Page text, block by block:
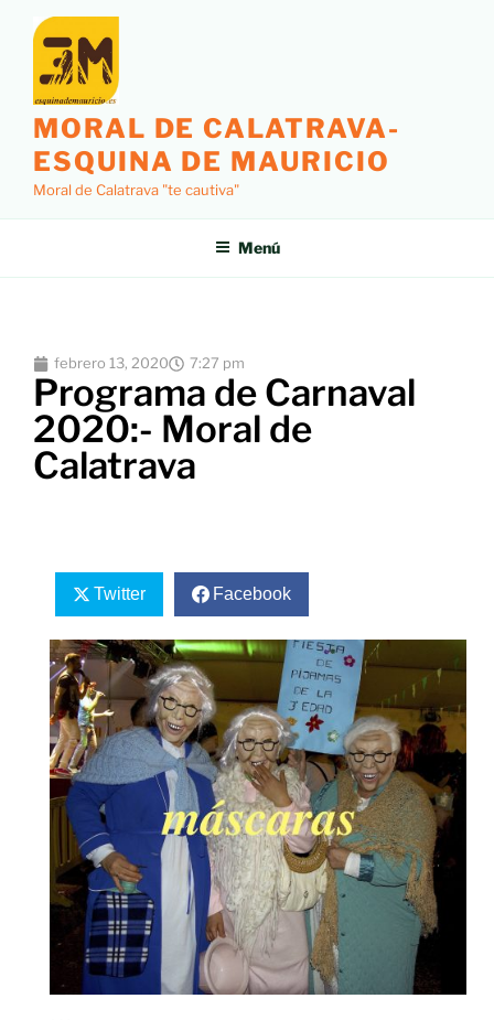
MORAL DE CALATRAVA-
ESQUINA DE MAURICIO
Moral de Calatrava "te cautiva"
Menú
febrero 13, 2020 7:27 pm
Programa de Carnaval
2020:- Moral de
Calatrava
Twitter Facebook